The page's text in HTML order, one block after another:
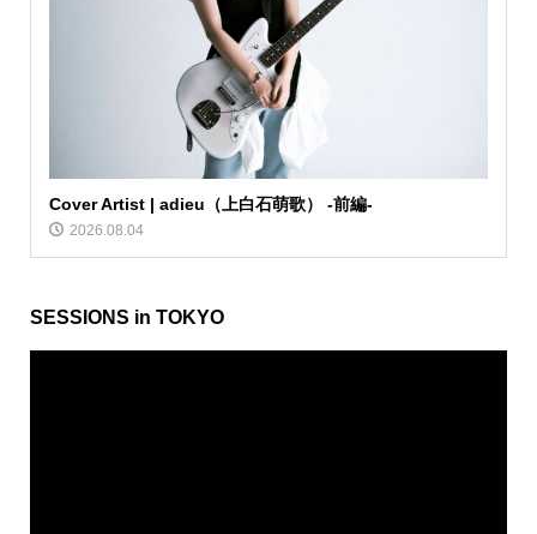
Cover Artist | adieu（上白石萌歌） -前編-
2026.08.04
SESSIONS in TOKYO